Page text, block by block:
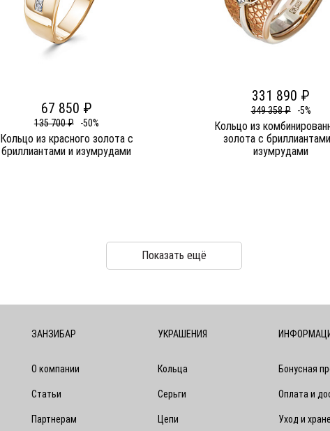
67 850 ₽
135 700 ₽ -50%
Кольцо из красного золота c
бриллиантами и изумрудами
331 890 ₽
349 358 ₽ -5%
Кольцо из
золота c
изумрудами
Показать ещё
ЗАНЗИБАР
О компании
Статьи
Партнерам
УКРАШЕНИЯ
Кольца
Серьги
Цепи
Бонусная
Оплата и
Уход и